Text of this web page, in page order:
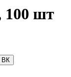
100 шт
ВК